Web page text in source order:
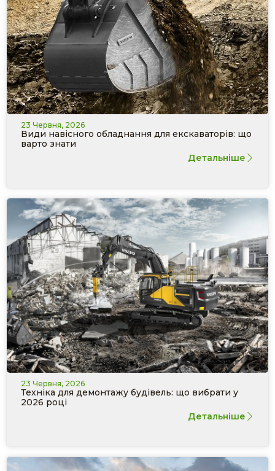
23 Червня, 2026
Види навісного обладнання для екскаваторів: що
варто знати
Детальніше
23 Червня, 2026
Техніка для демонтажу будівель: що вибрати у
2026 році
Детальніше